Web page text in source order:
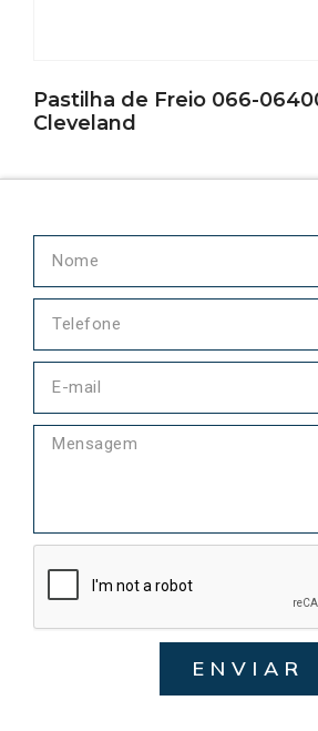
Pastilha de Freio 066-
Cleveland
ENVIAR